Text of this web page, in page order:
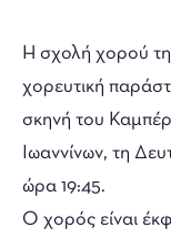
Η σχολή χορού
χορευτική
σκηνή του
Ιωαννίνων, τη
ώρα 19:45.
Ο χορός είναι